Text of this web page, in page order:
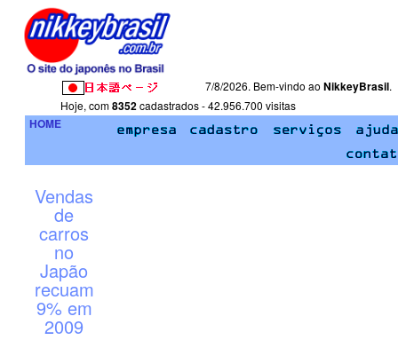
7/8/2026. Bem-vindo ao NikkeyBrasil.
Hoje, com8352cadastrados - 42.956.700 visitas
HOME
Vendas
de
carros
no
Japão
recuam
9% em
2009